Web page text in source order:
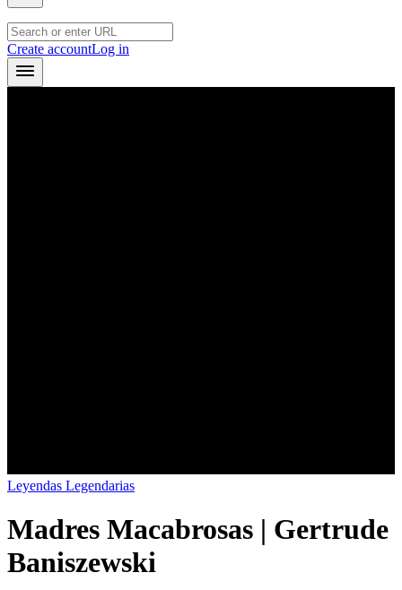
Create accountLog in
Leyendas Legendarias
Madres Macabrosas | Gertrude
Baniszewski